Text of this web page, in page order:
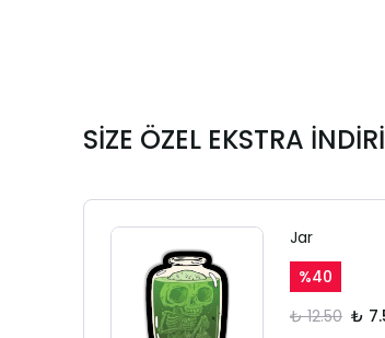
SİZE ÖZEL EKSTRA
Jar
%40
₺ 12.50 ₺